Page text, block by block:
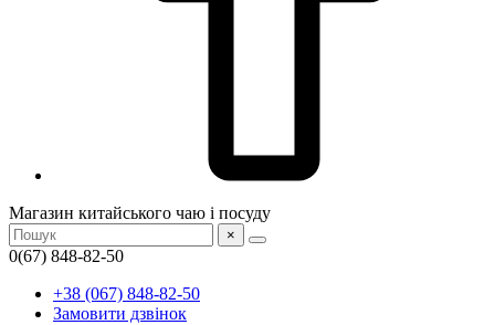
Магазин китайського чаю і посуду
×
0(67) 848-82-50
+38 (067) 848-82-50
Замовити дзвінок